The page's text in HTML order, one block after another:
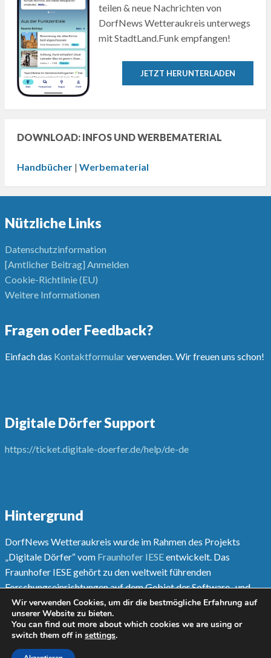
teilen & neue Nachrichten von
DorfNews Wetteraukreis unterwegs
mit StadtLand.Funk empfangen!
JETZT HERUNTERLADEN
DOWNLOAD: INFOS UND WERBEMATERIAL
Handbücher| Werbematerial
Nützliche Links
Datenschutzinformation
[Amtlicher Beitrag] Anmelden
Cookie-Richtlinie (EU)
Weitere Informationen
Fragen oder Feedback?
Einfach das Kontaktformularverwenden. Wir freuen uns schon!
Digitale Dörfer Support
https://ticket.digitale-doerfer.de/help/de-de
Hintergrund
DorfNews Wetteraukreis wurde im Rahmen des Projekts
„Digitale Dörfer“ vom Fraunhofer IESEentwickelt. Das
Fraunhofer IESE gehört zu den weltweit führenden
Forschungseinrichtungen auf dem Gebiet der Software- und
Systementwicklungsmethoden.
Mehr unterwww.digitale-doerfer.de
Wir verwenden Cookies, um dir die bestmögliche Erfahrung auf
unserer Website zu bieten.
You can find out more about which cookies we are using or
switch them off in settings.